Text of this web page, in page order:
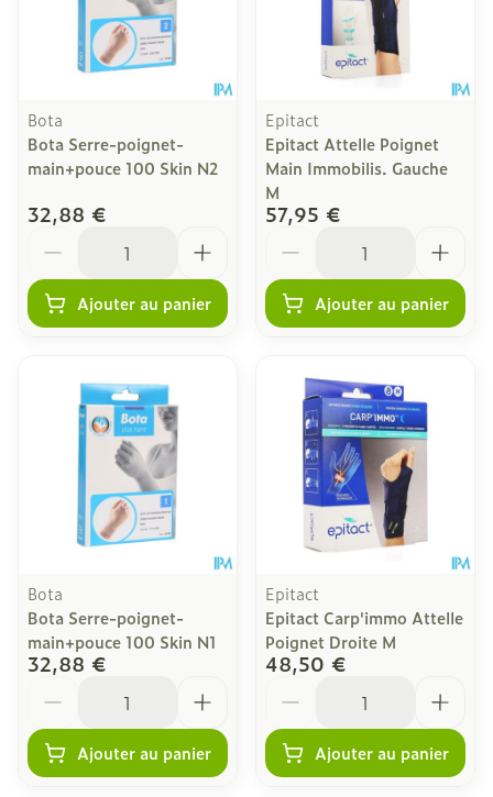
Bota
Bota Serre-poignet-
main+pouce 100 Skin N2
32,88 €
Ajouter au panier
Epitact
Epitact Attelle Poignet
Main Immobilis. Gauche
M
57,95 €
Ajouter au panier
Bota
Bota Serre-poignet-
main+pouce 100 Skin N1
32,88 €
Ajouter au panier
Epitact
Epitact Carp'immo Attelle
Poignet Droite M
48,50 €
Ajouter au panier